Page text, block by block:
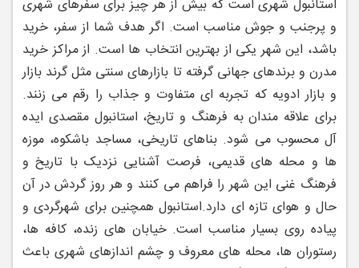
استانبول شهری است که بیش از هر چیز برای سفرهای شهری
و پرجنب ‌و جوش مناسب است. اگر هدف شما از سفر، خرید
باشد، این شهر یکی از بهترین انتخاب ‌ها است. از مراکز خرید
مدرن و برندهای جهانی گرفته تا بازارهای سنتی مثل گرند بازار
و بازار ادویه که تجربه ‌ای متفاوت و جذاب را رقم می‌ زنند.
برای علاقه ‌مندان به فرهنگ و تاریخ، استانبول مقصدی ایده
‌آل محسوب می ‌شود. بناهای تاریخی، مساجد باشکوه، موزه‌
ها و محله‌ های قدیمی، فرصت آشنایی نزدیک با تاریخ و
فرهنگ غنی این شهر را فراهم می ‌کنند و هر روز گردش در آن
حال ‌و هوای تازه ‌ای دارد.استانبول همچنین برای شهرگردی و
پیاده ‌روی بسیار مناسب است. خیابان ‌های زنده، کافه‌ ها،
رستوران ‌ها، محله‌ های معروف و چشم‌ اندازهای شهری باعث